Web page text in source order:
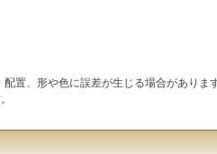
置、形や色に誤差が生じる場合があ